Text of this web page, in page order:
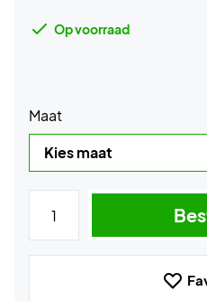
Op voorraad
Maat